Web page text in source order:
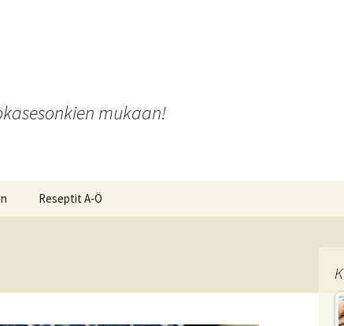
mukaan!
Reseptit A-Ö